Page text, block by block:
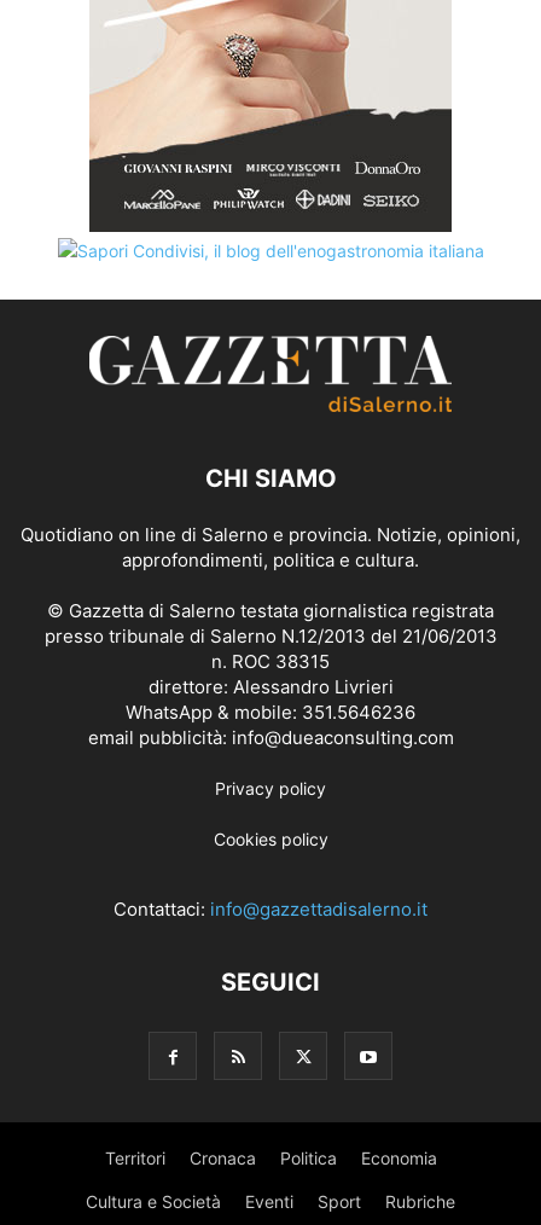
CHI SIAMO
Quotidiano on line di Salerno e provincia. Notizie, opinioni,
approfondimenti, politica e cultura.
© Gazzetta di Salerno testata giornalistica registrata
presso tribunale di Salerno N.12/2013 del 21/06/2013
n. ROC 38315
direttore: Alessandro Livrieri
WhatsApp & mobile: 351.5646236
email pubblicità: info@dueaconsulting.com
Privacy policy
Cookies policy
Contattaci: info@gazzettadisalerno.it
SEGUICI
Territori Cronaca Politica Economia
Cultura e Società Eventi Sport Rubriche